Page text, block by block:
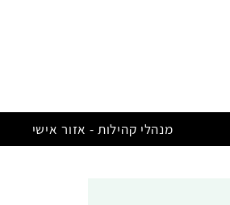
מנהלי קהילות - אזור אישי